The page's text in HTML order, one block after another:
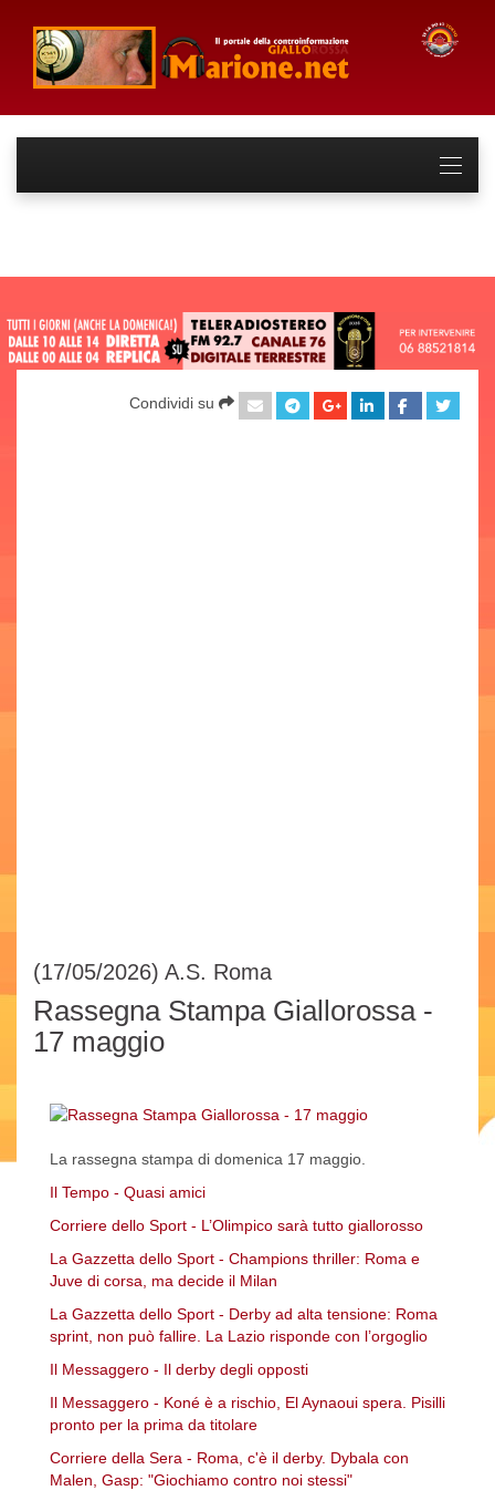
Condividi su
(17/05/2026) A.S. Roma
Rassegna Stampa Giallorossa -
17 maggio
La rassegna stampa di domenica 17 maggio.
Il Tempo - Quasi amici
Corriere dello Sport - L’Olimpico sarà tutto giallorosso
La Gazzetta dello Sport - Champions thriller: Roma e
Juve di corsa, ma decide il Milan
La Gazzetta dello Sport - Derby ad alta tensione: Roma
sprint, non può fallire. La Lazio risponde con l’orgoglio
Il Messaggero - Il derby degli opposti
Il Messaggero - Koné è a rischio, El Aynaoui spera. Pisilli
pronto per la prima da titolare
Corriere della Sera - Roma, c'è il derby. Dybala con
Malen, Gasp: "Giochiamo contro noi stessi"